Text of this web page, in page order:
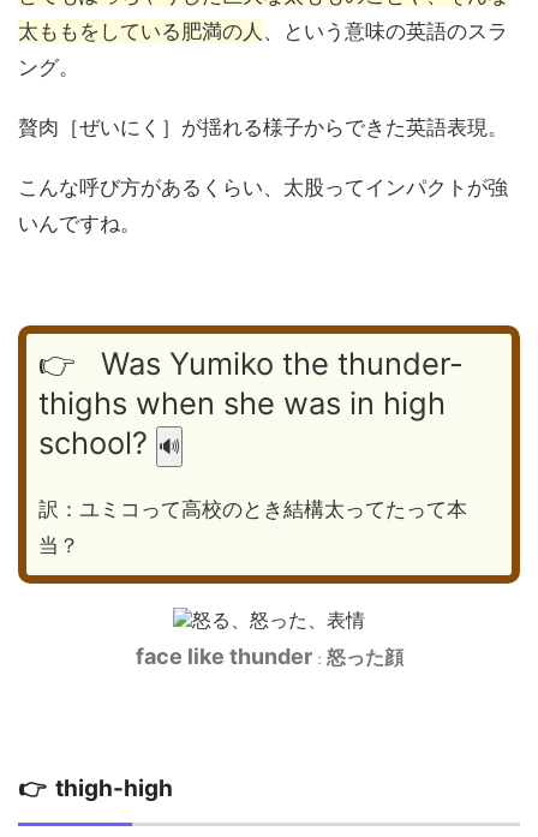
太ももをしている肥満の人 、という意味の英語のスラ
ング。
贅肉［ぜいにく］が揺れる様子からできた英語表現。
こんな呼び方があるくらい、太股ってインパクトが強
いんですね。
👉 Was Yumiko the thunder-
thighs when she was in high
school? 🔊
訳：ユミコって高校のとき結構太ってたって本
当？
face like thunder： 怒った顔
👉 thigh-high